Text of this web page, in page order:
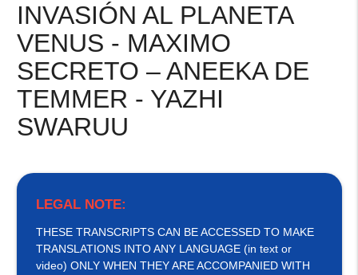
INVASIÓN AL PLANETA
VENUS - MAXIMO
SECRETO – ANEEKA DE
TEMMER - YAZHI
SWARUU
LEGAL NOTE:
THESE TRANSCRIPTS CAN BE ACCESSED TO MAKE
TRANSLATIONS INTO ANY LANGUAGE (in text or
video) ONLY WHEN THEY ARE ACCOMPANIED WITH